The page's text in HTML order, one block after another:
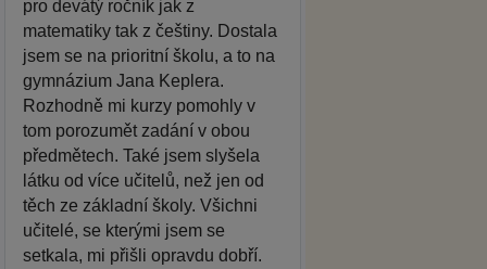
pro devátý ročník jak z
matematiky tak z češtiny. Dostala
jsem se na prioritní školu, a to na
gymnázium Jana Keplera.
Rozhodně mi kurzy pomohly v
tom porozumět zadání v obou
předmětech. Také jsem slyšela
látku od více učitelů, než jen od
těch ze základní školy. Všichni
učitelé, se kterými jsem se
setkala, mi přišli opravdu dobří.